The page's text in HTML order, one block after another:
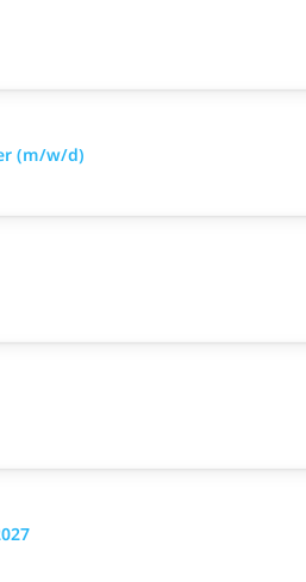
(m/w/d)